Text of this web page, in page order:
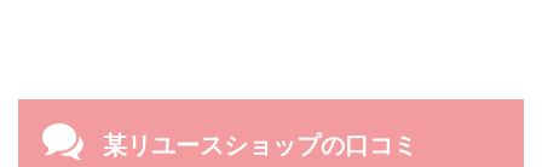
某リユースショップの口コミ